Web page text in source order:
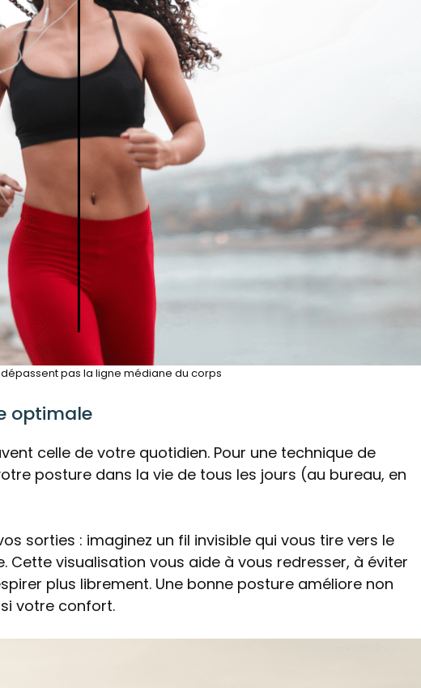
dépassent pas la ligne médiane du corps
optimale
celle de votre quotidien. Pour une technique de
posture dans la vie de tous les jours (au bureau, en
sorties : imaginez un fil invisible qui vous tire vers le
Cette visualisation vous aide à vous redresser, à éviter
plus librement. Une bonne posture améliore non
votre confort.